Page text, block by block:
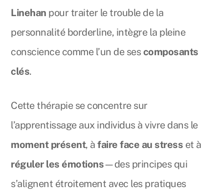
Linehan pour traiter le trouble de la
personnalité borderline, intègre la pleine
conscience comme l’un de sescomposants
clés.
Cette thérapie se concentre sur
l’apprentissage aux individus à vivre dans le
moment présent, àfaire face au stress et à
réguler les émotions—des principes qui
s’alignent étroitement avec les pratiques